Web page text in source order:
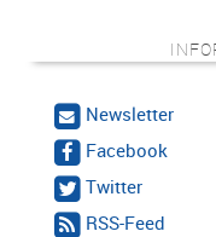
Newsletter
Facebook
Twitter
RSS-Feed